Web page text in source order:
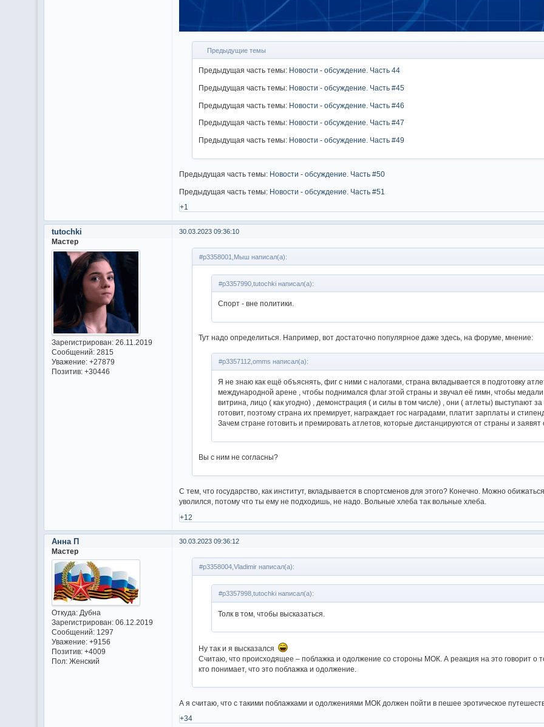
Предыдущие темы
Предыдущая часть темы: Новости - обсуждение. Часть 44
Предыдущая часть темы: Новости - обсуждение. Часть #45
Предыдущая часть темы: Новости - обсуждение. Часть #46
Предыдущая часть темы: Новости - обсуждение. Часть #47
Предыдущая часть темы: Новости - обсуждение. Часть #49
Предыдущая часть темы: Новости - обсуждение. Часть #50
Предыдущая часть темы: Новости - обсуждение. Часть #51
+1
30.03.2023 09:36:10
tutochki
Мастер
Зарегистрирован: 26.11.2019
Сообщений:2815
Уважение: +27879
Позитив: +30446
#p3358001,Мыш написал(а):
#p3357990,tutochki написал(а):
Спорт - вне политики.
Тут надо определиться. Например, вот достаточно популярное даже здесь, на форуме, мнение:
#p3357112,omms написал(а):
Я не знаю как ещё объяснять, фиг с ними с налогами, страна вкладывается в подготовку
международной арене , чтобы поднимался флаг этой страны и звучал её гимн, чтобы
витрина, лицо ( как угодно) , демонстрация ( и силы в том числе) , они ( атлеты) выступают
готовит, поэтому страна их премирует, награждает гос наградами, платит зарплаты и
Зачем стране готовить и премировать атлетов, которые дистанцируются от страны и заявят
Вы с ним не согласны?
С тем, что государство, как институт, вкладывается в спортсменов для этого? Конечно. Можно
уволился, потому что ты ему не подходишь, не надо. Вольные хлеба так вольные хлеба.
+12
30.03.2023 09:36:12
Анна П
Мастер
Откуда:Дубна
Зарегистрирован: 06.12.2019
Сообщений:1297
Уважение: +9156
Позитив: +4009
Пол:Женский
#p3358004,Vladimir написал(а):
#p3357998,tutochki написал(а):
Толк в том, чтобы высказаться.
Ну так и я высказался
Считаю, что происходящее – поблажка и одолжение со стороны МОК. А реакция на это говорит о
кто понимает, что это поблажка и одолжение.
А я считаю, что с такими поблажками и одолжениями МОК должен пойти в пешее эротическое
+34